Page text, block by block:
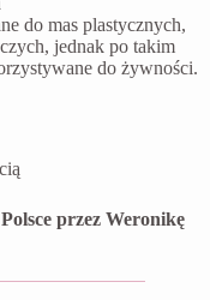
do mas plastycznych,
jednak po takim
do żywności.
przez Weronikę